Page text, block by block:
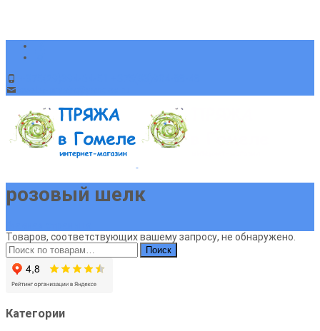
розовый шелк
Товаров, соответствующих вашему запросу, не обнаружено.
Искать:
Поиск
Категории